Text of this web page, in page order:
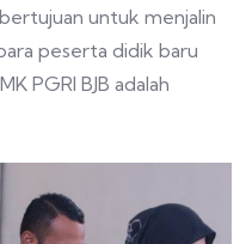
untuk menjalin
peserta didik baru
PGRI BJB adalah